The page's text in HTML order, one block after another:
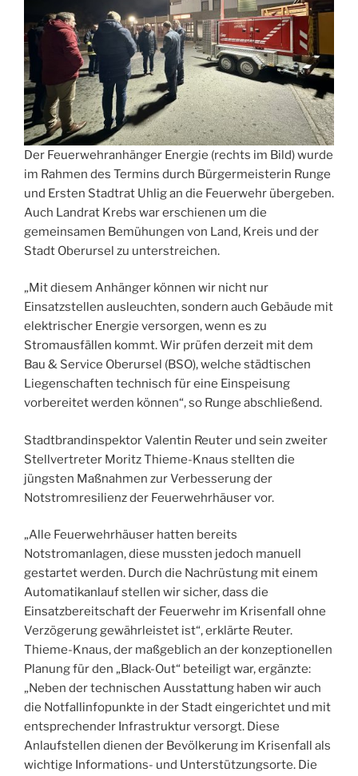
Der Feuerwehranhänger Energie (rechts im Bild) wurde
im Rahmen des Termins durch Bürgermeisterin Runge
und Ersten Stadtrat Uhlig an die Feuerwehr übergeben.
Auch Landrat Krebs war erschienen um die
gemeinsamen Bemühungen von Land, Kreis und der
Stadt Oberursel zu unterstreichen.
„Mit diesem Anhänger können wir nicht nur
Einsatzstellen ausleuchten, sondern auch Gebäude mit
elektrischer Energie versorgen, wenn es zu
Stromausfällen kommt. Wir prüfen derzeit mit dem
Bau & Service Oberursel (BSO), welche städtischen
Liegenschaften technisch für eine Einspeisung
vorbereitet werden können“, so Runge abschließend.
Stadtbrandinspektor Valentin Reuter und sein zweiter
Stellvertreter Moritz Thieme-Knaus stellten die
jüngsten Maßnahmen zur Verbesserung der
Notstromresilienz der Feuerwehrhäuser vor.
„Alle Feuerwehrhäuser hatten bereits
Notstromanlagen, diese mussten jedoch manuell
gestartet werden. Durch die Nachrüstung mit einem
Automatikanlauf stellen wir sicher, dass die
Einsatzbereitschaft der Feuerwehr im Krisenfall ohne
Verzögerung gewährleistet ist“, erklärte Reuter.
Thieme-Knaus, der maßgeblich an der konzeptionellen
Planung für den „Black-Out“ beteiligt war, ergänzte:
„Neben der technischen Ausstattung haben wir auch
die Notfallinfopunkte in der Stadt eingerichtet und mit
entsprechender Infrastruktur versorgt. Diese
Anlaufstellen dienen der Bevölkerung im Krisenfall als
wichtige Informations- und Unterstützungsorte. Die